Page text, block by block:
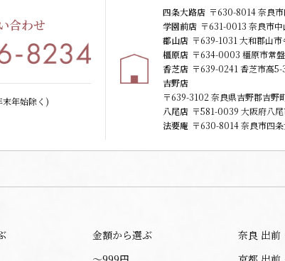
合わせ
年始除く)
四条大路店 〒630-8014 奈良
学園前店 〒631-0013 奈良市
郡山店 〒639-1031 大和郡山市
橿原店 〒634-0003 橿原市常
香芝店 〒639-0241 香芝市高5-
吉野店
〒639-3102 奈良県吉野郡吉野
八尾店 〒581-0039 大阪府八
法要庵 〒630-8014 奈良市四
金額から選ぶ
奈良 出前